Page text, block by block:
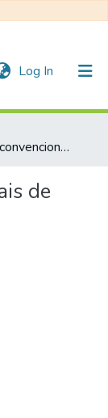
Log In (current)
Processos não convencionais de usinagem
de